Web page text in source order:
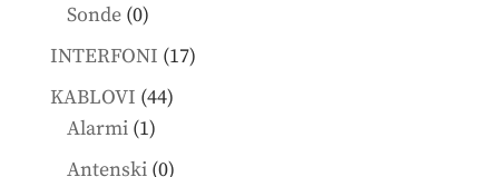
Sonde 00
products
INTERFONI 1717
KABLOVI 4444
Alarmi 11
product
Antenski 00